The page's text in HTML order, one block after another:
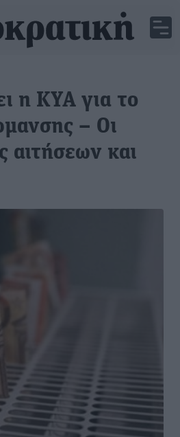
η ΚΥΑ για το
– Οι
αιτήσεων και